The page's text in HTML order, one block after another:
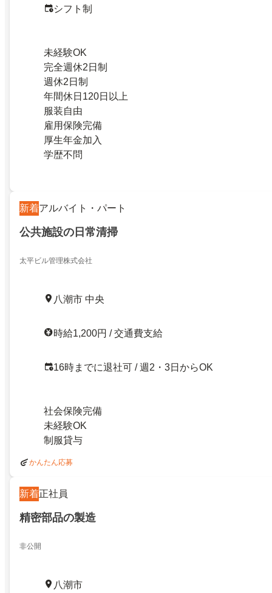
シフト制
未経験OK
完全週休2日制
週休2日制
年間休日120日以上
服装自由
雇用保険完備
厚生年金加入
学歴不問
新着アルバイト・パート
公共施設の日常清掃
太平ビル管理株式会社
八潮市 中央
時給1,200円 / 交通費支給
16時までに退社可 / 週2・3日からOK
社会保険完備
未経験OK
制服貸与
かんたん応募
新着正社員
精密部品の製造
非公開
八潮市